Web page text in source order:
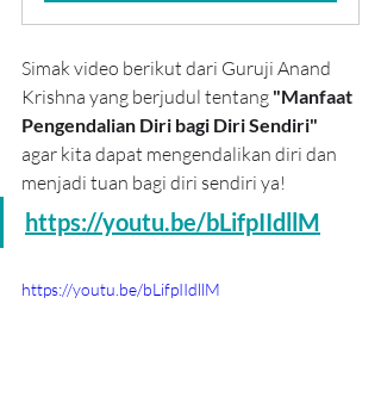
Simak video berikut dari Guruji Anand
Krishna yang berjudul tentang "Manfaat
Pengendalian Diri bagi Diri Sendiri"
agar kita dapat mengendalikan diri dan
menjadi tuan bagi diri sendiri ya!
https://youtu.be/bLifpIIdllM
https://youtu.be/bLifpIIdllM